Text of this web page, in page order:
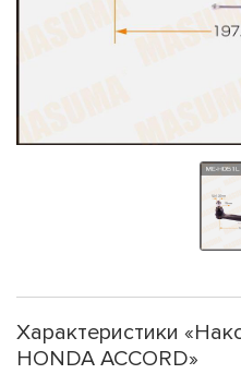
Характеристики
HONDA ACCORD»